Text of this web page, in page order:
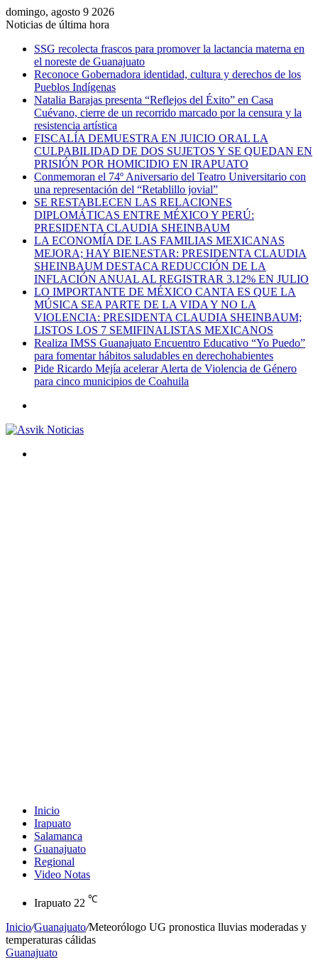
domingo, agosto 9 2026
Noticias de última hora
SSG recolecta frascos para promover la lactancia materna en
el noreste de Guanajuato
Reconoce Gobernadora identidad, cultura y derechos de los
Pueblos Indígenas
Natalia Barajas presenta “Reflejos del Éxito” en Casa
Cuévano, cierre de un recorrido marcado por la censura y la
resistencia artística
FISCALÍA DEMUESTRA EN JUICIO ORAL LA
CULPABILIDAD DE DOS SUJETOS Y SE QUEDAN EN
PRISIÓN POR HOMICIDIO EN IRAPUATO
Conmemoran el 74º Aniversario del Teatro Universitario con
una representación del “Retablillo jovial”
SE RESTABLECEN LAS RELACIONES
DIPLOMÁTICAS ENTRE MÉXICO Y PERÚ:
PRESIDENTA CLAUDIA SHEINBAUM
LA ECONOMÍA DE LAS FAMILIAS MEXICANAS
MEJORA; HAY BIENESTAR: PRESIDENTA CLAUDIA
SHEINBAUM DESTACA REDUCCIÓN DE LA
INFLACIÓN ANUAL AL REGISTRAR 3.12% EN JULIO
LO IMPORTANTE DE MÉXICO CANTA ES QUE LA
MÚSICA SEA PARTE DE LA VIDA Y NO LA
VIOLENCIA: PRESIDENTA CLAUDIA SHEINBAUM;
LISTOS LOS 7 SEMIFINALISTAS MEXICANOS
Realiza IMSS Guanajuato Encuentro Educativo “Yo Puedo”
para fomentar hábitos saludables en derechohabientes
Pide Ricardo Mejía acelerar Alerta de Violencia de Género
para cinco municipios de Coahuila
Inicio
Irapuato
Salamanca
Guanajuato
Regional
Video Notas
Irapuato 22 ℃
Inicio/Guanajuato/Meteorólogo UG pronostica lluvias moderadas y
temperaturas cálidas
Guanajuato